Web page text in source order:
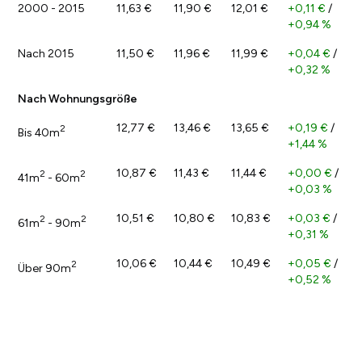
2000 - 2015 11,63 € 11,90 € 12,01 € +0,11 € /
+0,94 %
Nach 2015 11,50 € 11,96 € 11,99 € +0,04 € /
+0,32 %
Nach Wohnungsgröße
Bis 40m2 12,77 € 13,46 € 13,65 € +0,19 € /
+1,44 %
41m2 - 60m2 10,87 € 11,43 € 11,44 € +0,00 € /
+0,03 %
61m2 - 90m2 10,51 € 10,80 € 10,83 € +0,03 € /
+0,31 %
Über 90m2 10,06 € 10,44 € 10,49 € +0,05 € /
+0,52 %